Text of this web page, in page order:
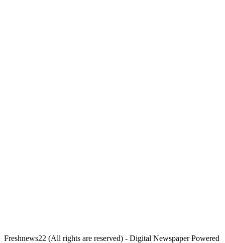
Freshnews22 (All rights are reserved) - Digital Newspaper Powered